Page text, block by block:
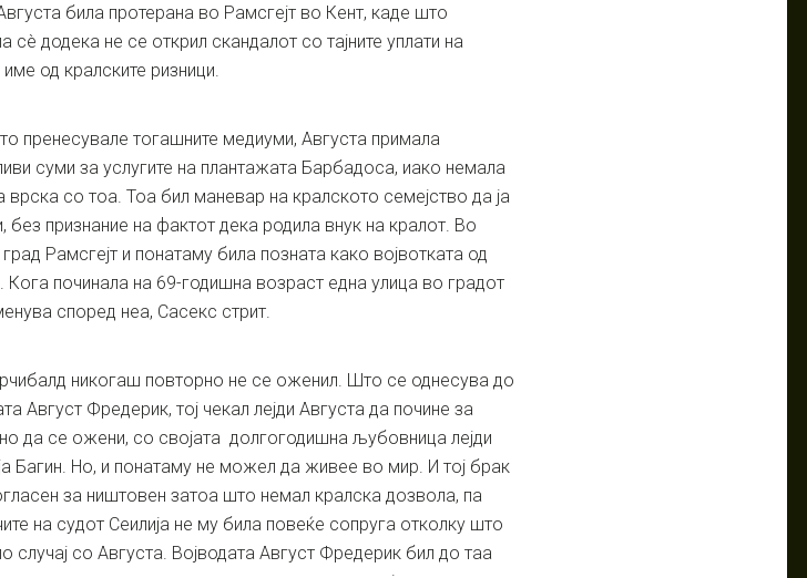
била протерана во Рамсгејт во Кент, каде што
сè додека не се открил скандалот со тајните уплати на
име од кралските ризници.
пренесувале тогашните медиуми, Августа примала
суми за услугите на плантажата Барбадоса, иако немала
врска со тоа. Тоа бил маневар на кралското семејство да ја
без признание на фактот дека родила внук на кралот. Во
Рамсгејт и понатаму била позната како војвотката од
Кога починала на 69-годишна возраст една улица во градот
според неа, Сасекс стрит.
никогаш повторно не се оженил. Што се однесува до
Август Фредерик, тој чекал лејди Августа да почине за
да се ожени, со својата долгогодишна љубовница лејди
Багин. Но, и понатаму не можел да живее во мир. И тој брак
за ништовен затоа што немал кралска дозвола, па
на судот Сеилија не му била повеќе сопруга отколку што
случај со Августа. Војводата Август Фредерик бил до таа